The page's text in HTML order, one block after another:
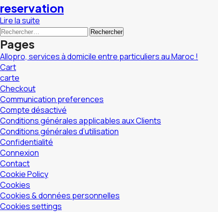
reservation
Lire la suite
Rechercher :
Pages
Allopro, services à domicile entre particuliers au Maroc !
Cart
carte
Checkout
Communication preferences
Compte désactivé
Conditions générales applicables aux Clients
Conditions générales d’utilisation
Confidentialité
Connexion
Contact
Cookie Policy
Cookies
Cookies & données personnelles
Cookies settings